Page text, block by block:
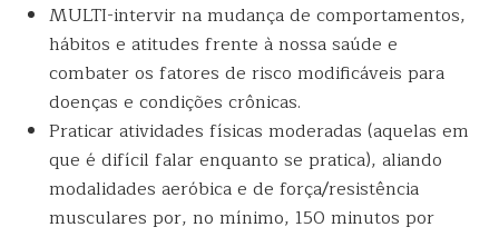
MULTI-intervir na mudança de comportamentos,
hábitos e atitudes frente à nossa saúde e
combater os fatores de risco modificáveis para
doenças e condições crônicas.
Praticar atividades físicas moderadas (aquelas em
que é difícil falar enquanto se pratica), aliando
modalidades aeróbica e de força/resistência
musculares por, no mínimo, 150 minutos por